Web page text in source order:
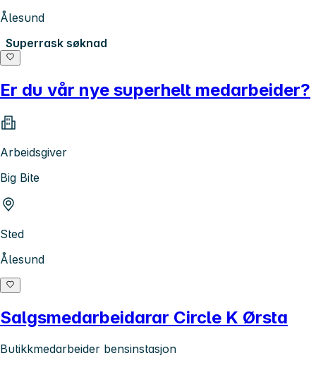
Ålesund
Superrask søknad
Er du vår nye superhelt medarbeider?
Arbeidsgiver
Big Bite
Sted
Ålesund
Salgsmedarbeidarar Circle K Ørsta
Butikkmedarbeider bensinstasjon